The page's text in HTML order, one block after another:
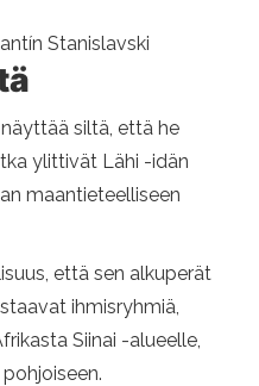
Stanislavski
siltä, ​​että he
ylittivät Lähi -idän
maantieteelliseen
että sen alkuperät
ihmisryhmiä,
Siinai -alueelle,